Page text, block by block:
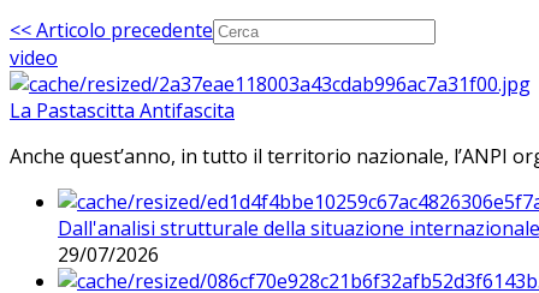
<< Articolo precedente
video
La Pastascitta Antifascita
Anche quest’anno, in tutto il territorio nazionale, l’ANPI
Dall'analisi strutturale della situazione
29/07/2026